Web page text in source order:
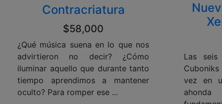
Contracriatura
$58,000
¿Qué música suena en lo que nos
advirtieron no decir? ¿Cómo
iluminar aquello que durante tanto
tiempo aprendimos a mantener
oculto? Para romper ese ...
Las seis
Cuboniks
vez en